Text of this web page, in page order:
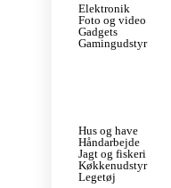
Elektronik
Foto og video
Gadgets
Gamingudstyr
Hus og have
Håndarbejde
Jagt og fiskeri
Køkkenudstyr
Legetøj